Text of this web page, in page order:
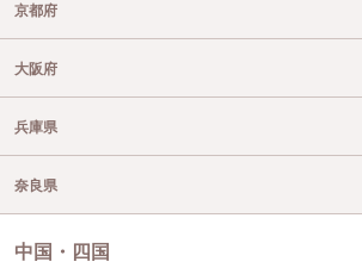
京都府
大阪府
兵庫県
奈良県
中国・四国